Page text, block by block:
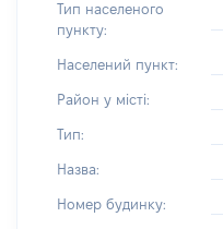
Тип населеного
пункту:
Населений пункт:
Район у місті:
Тип:
Назва:
Номер будинку: